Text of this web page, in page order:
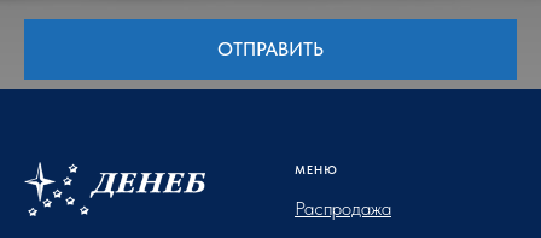
ОТПРАВИТЬ
МЕНЮ
Распродажа